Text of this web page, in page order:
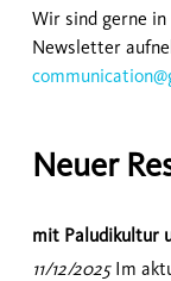
Wir sind gerne
Newsletter
Neuer
mit Paludikultur
11/12/2025Im